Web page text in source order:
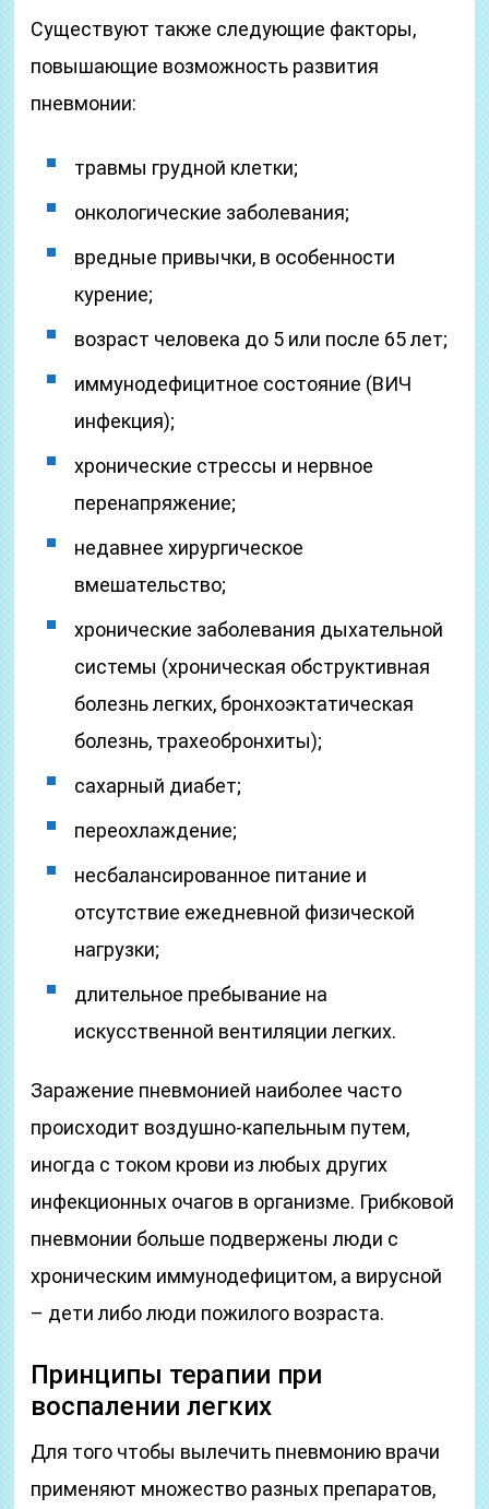
Существуют также следующие факторы,
повышающие возможность развития
пневмонии:
травмы грудной клетки;
онкологические заболевания;
вредные привычки, в особенности
курение;
возраст человека до 5 или после 65 лет;
иммунодефицитное состояние (ВИЧ
инфекция);
хронические стрессы и нервное
перенапряжение;
недавнее хирургическое
вмешательство;
хронические заболевания дыхательной
системы (хроническая обструктивная
болезнь легких, бронхоэктатическая
болезнь, трахеобронхиты);
сахарный диабет;
переохлаждение;
несбалансированное питание и
отсутствие ежедневной физической
нагрузки;
длительное пребывание на
искусственной вентиляции легких.
Заражение пневмонией наиболее часто
происходит воздушно-капельным путем,
иногда с током крови из любых других
инфекционных очагов в организме. Грибковой
пневмонии больше подвержены люди с
хроническим иммунодефицитом, а вирусной
– дети либо люди пожилого возраста.
Принципы терапии при
воспалении легких
Для того чтобы вылечить пневмонию врачи
применяют множество разных препаратов,